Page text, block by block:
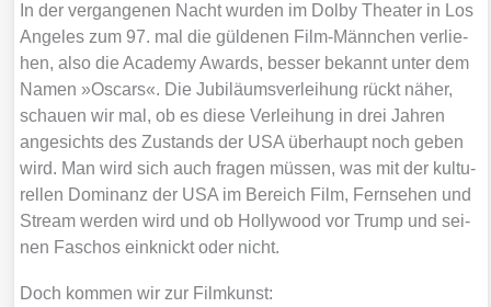
In der ver­gan­ge­nen Nacht wur­den im Dol­by Thea­ter in Los
Ange­les zum 97. mal die gül­de­nen Film-Männ­chen ver­lie­
hen, also die Aca­de­my Awards, bes­ser bekannt unter dem
Namen »Oscars«. Die Jubi­lä­ums­ver­lei­hung rückt näher,
schau­en wir mal, ob es die­se Ver­lei­hung in drei Jah­ren
ange­sichts des Zustands der USA über­haupt noch geben
wird. Man wird sich auch fra­gen müs­sen, was mit der kul­tu­
rel­len Domi­nanz der USA im Bereich Film, Fern­se­hen und
Stream wer­den wird und ob Hol­ly­wood vor Trump und sei­
nen Faschos ein­knickt oder nicht.
Doch kom­men wir zur Film­kunst: